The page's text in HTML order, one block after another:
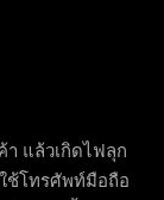
า แล้วเกิดไฟลุก
ช้โทรศัพท์มือถือ